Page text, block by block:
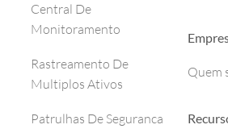
Central De
Monitoramento
Rastreamento De
Multiplos Ativos
Patrulhas De Seguranca
Quem